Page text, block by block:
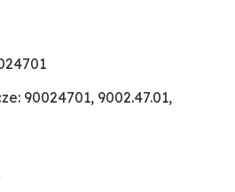
90024701, 9002.47.01,